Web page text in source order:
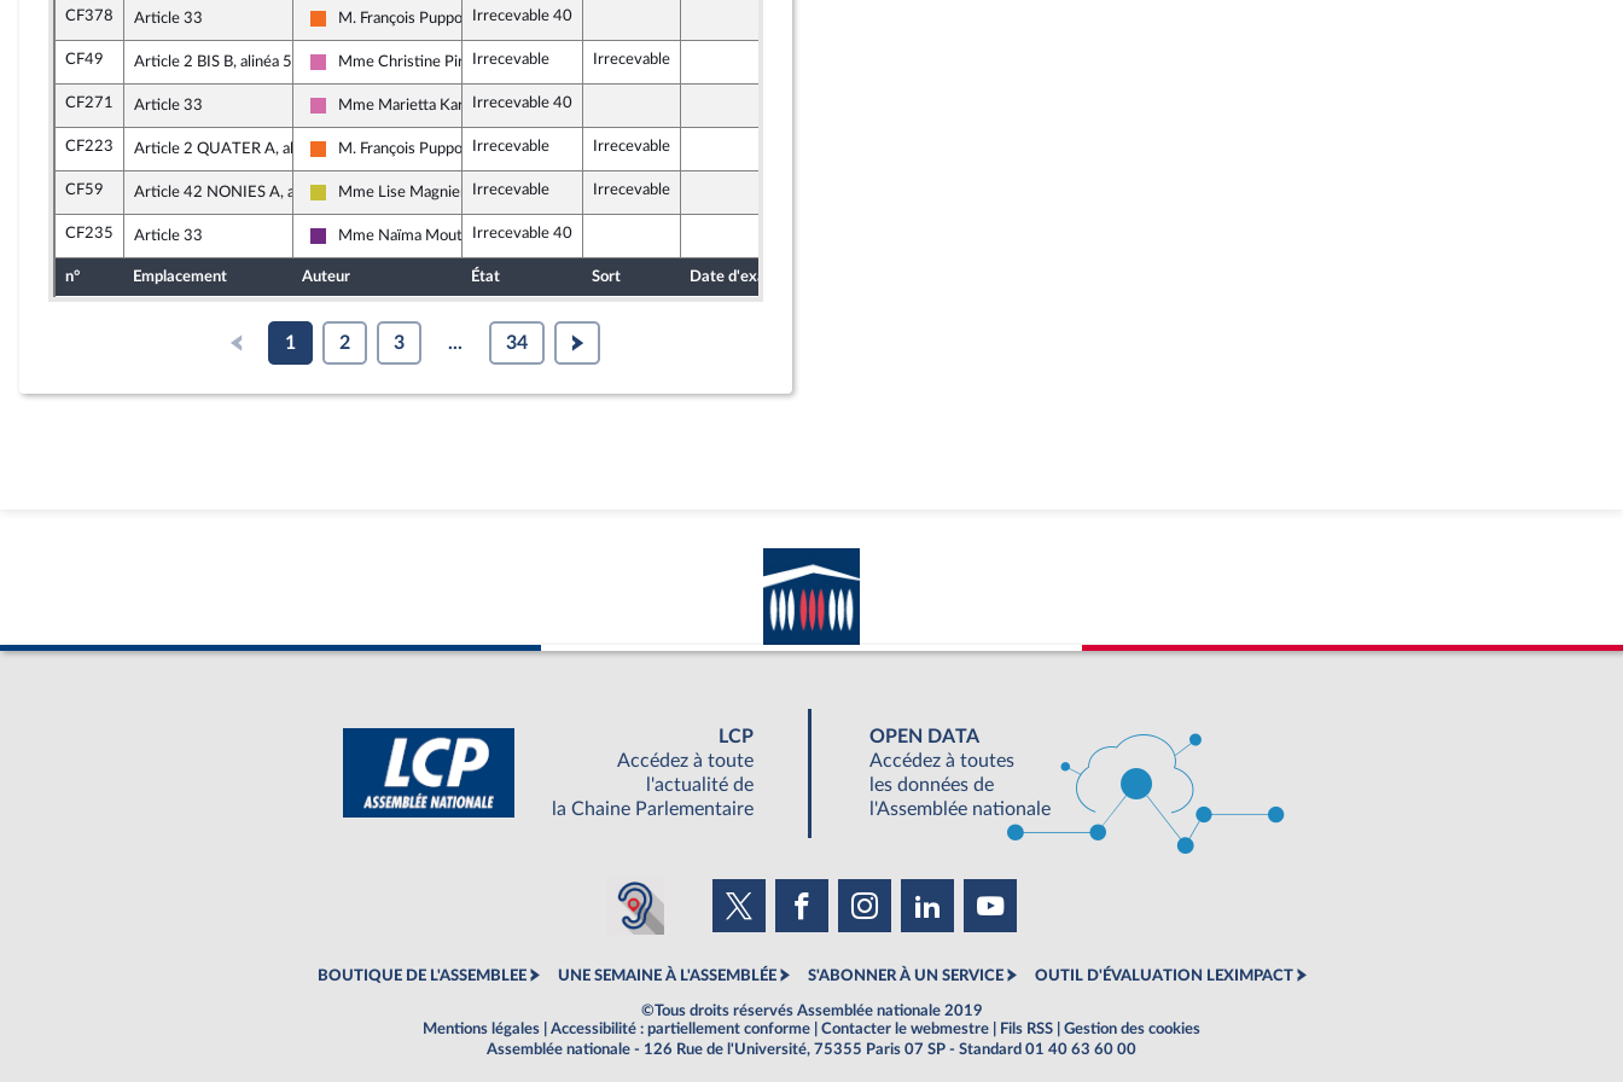
CF378 Article 33
Mouvement Démocrate (MoDem) et Démocrates apparentés
M. François Pupponi Irrecevable 40
CF49 Article 2 BIS B, alinéa 5
Socialistes et apparentés
Mme Christine Pirès Beaune
Irrecevable Irrecevable
CF271 Article 33
Socialistes et apparentés
Mme Marietta KaramanliIrrecevable 40
CF223 Article 2 QUATER A, alinéa 3
Mouvement Démocrate (MoDem) et Démocrates apparentés
M. François Pupponi Irrecevable Irrecevable
CF59 Article 42 NONIES A, alinéa 12
Agir ensemble
Mme Lise Magnier Irrecevable Irrecevable
CF235 Article 33
La République en Marche
Mme Naïma MoutchouIrrecevable 40
n° Emplacement Auteur État Sort Date d'examen
1 2 3 ... 34
LCP
Accédez à toute
l'actualité de
la Chaine Parlementaire
OPEN DATA
Accédez à toutes
les données de
l'Assemblée nationale
BOUTIQUE DE L'ASSEMBLEE UNE SEMAINE À L'ASSEMBLÉE S'ABONNER À UN SERVICE OUTIL D'ÉVALUATION LEXIMPACT
©Tous droits réservés Assemblée nationale 2019
Mentions légales
Accessibilité : partiellement conforme Contacter le webmestre Fils RSS
Gestion des cookies
Assemblée nationale - 126 Rue de l'Université, 75355 Paris 07 SP - Standard 01 40 63 60 00